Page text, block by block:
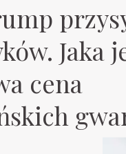
Jaka
cena